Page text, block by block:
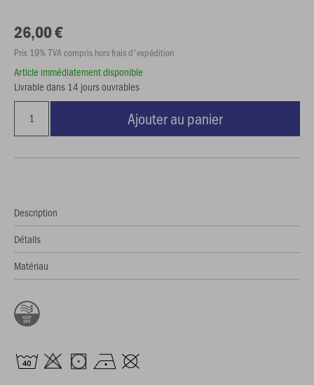
26,00 €
Prix 19% TVA compris hors frais d'expédition
Article immédiatement disponible
Livrable dans 14 jours ouvrables
Ajouter au panier
Description
Détails
Matériau